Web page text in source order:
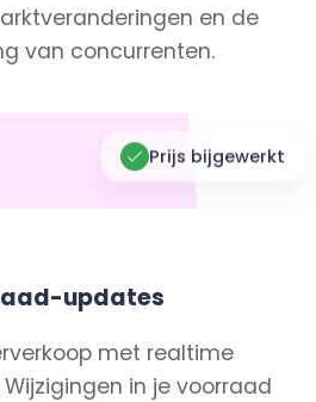
en de
van concurrenten.
Prijs bijgewerkt
updates
met realtime
in je voorraad